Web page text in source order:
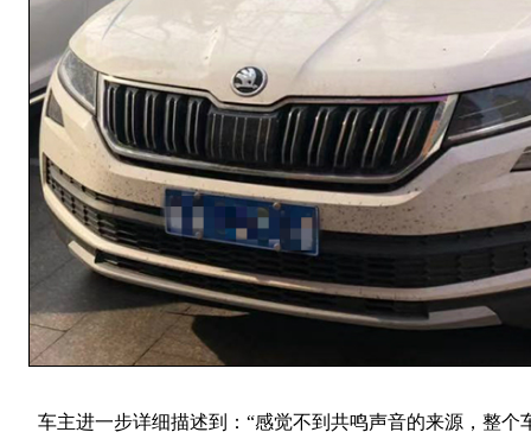
车主进一步详细描述到：“感觉不到共鸣声音的来源，整个